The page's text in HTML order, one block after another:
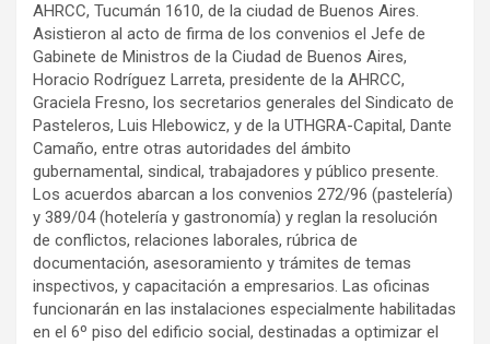
AHRCC, Tucumán 1610, de la ciudad de Buenos Aires.
Asistieron al acto de firma de los convenios el Jefe de
Gabinete de Ministros de la Ciudad de Buenos Aires,
Horacio Rodríguez Larreta, presidente de la AHRCC,
Graciela Fresno, los secretarios generales del Sindicato de
Pasteleros, Luis Hlebowicz, y de la UTHGRA-Capital, Dante
Camaño, entre otras autoridades del ámbito
gubernamental, sindical, trabajadores y público presente.
Los acuerdos abarcan a los convenios 272/96 (pastelería)
y 389/04 (hotelería y gastronomía) y reglan la resolución
de conflictos, relaciones laborales, rúbrica de
documentación, asesoramiento y trámites de temas
inspectivos, y capacitación a empresarios. Las oficinas
funcionarán en las instalaciones especialmente habilitadas
en el 6º piso del edificio social, destinadas a optimizar el